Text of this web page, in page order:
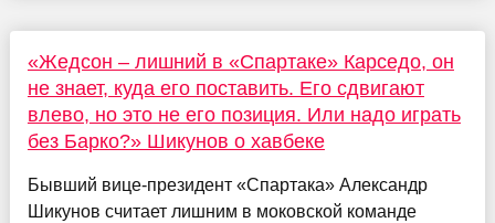
«Жедсон – лишний в «Спартаке» Карседо, он
не знает, куда его поставить. Его сдвигают
влево, но это не его позиция. Или надо играть
без Барко?» Шикунов о хавбеке
Бывший вице-президент «Спартака» Александр
Шикунов считает лишним в моковской команде